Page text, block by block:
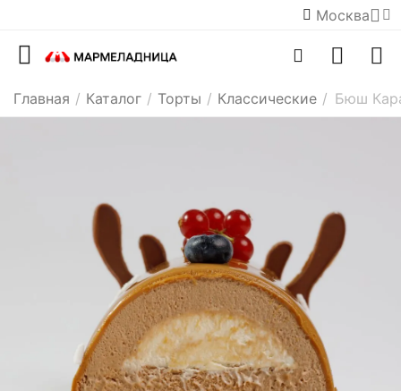
Москва
Главная / Каталог / Торты / Классические / Бюш